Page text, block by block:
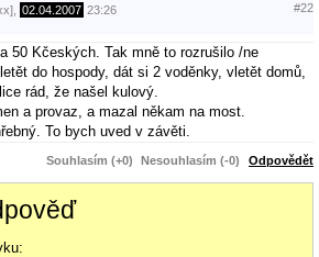
02.04.2007 23:26 #22
50 Kčeských. Tak mně to rozrušilo /ne
do hospody, dát si 2 voděnky, vletět domů,
rád, že našel kulový.
a provaz, a mazal někam na most.
To bych uved v závěti.
Souhlasím (+0) Nesouhlasím (-0) Odpovědět